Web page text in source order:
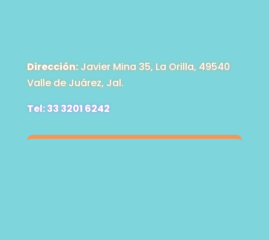
Dirección:Javier Mina 35, La Orilla, 49540
Valle de Juárez, Jal.
Tel: 33 3201 6242